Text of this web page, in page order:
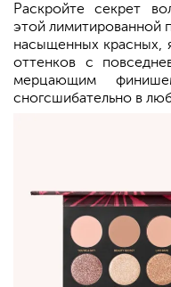
Раскройте секрет
этой лимитированной
насыщенных красных,
оттенков с
мерцающим
сногсшибательно в